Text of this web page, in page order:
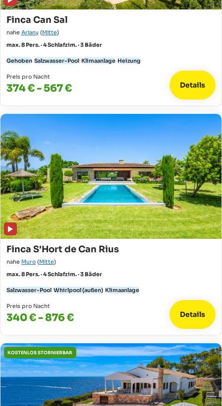
Finca Can Sal
nahe Ariany (Mitte)
max. 8 Pers. · 4 Schlafzim. · 3 Bäder
Gehoben Salzwasser-Pool Klimaanlage Heizung
Preis pro Nacht
374 € - 567 € Details
Finca S'Hort de Can Rius
nahe Muro (Mitte)
max. 8 Pers. · 4 Schlafzim. · 3 Bäder
Salzwasser-Pool Whirlpool (außen) Klimaanlage
Preis pro Nacht
340 € - 876 € Details
KOSTENLOS STORNIERBAR